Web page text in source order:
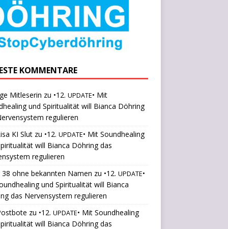
KOMMENTARE
Mitleserin zu •12. UPDATE• Mit
und Spiritualität will Bianca Döhring
regulieren
KI Slutzu •12. UPDATE• Mit Soundhealing
will Bianca Döhring das
regulieren
ohne bekannten Namen zu •12. UPDATE•
und Spiritualität will Bianca
das Nervensystem regulieren
zu •12. UPDATE• Mit Soundhealing
will Bianca Döhring das